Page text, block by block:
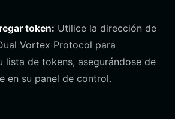
token: Utilice la dirección de
Vortex Protocol para
lista de tokens, asegurándose de
en su panel de control.